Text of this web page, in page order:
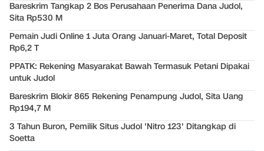
Bareskrim Tangkap 2 Bos Perusahaan Penerima Dana Judol,
Sita Rp530 M
Pemain Judi Online 1 Juta Orang Januari-Maret, Total Deposit
Rp6,2 T
PPATK: Rekening Masyarakat Bawah Termasuk Petani Dipakai
untuk Judol
Bareskrim Blokir 865 Rekening Penampung Judol, Sita Uang
Rp194,7 M
3 Tahun Buron, Pemilik Situs Judol 'Nitro 123' Ditangkap di
Soetta